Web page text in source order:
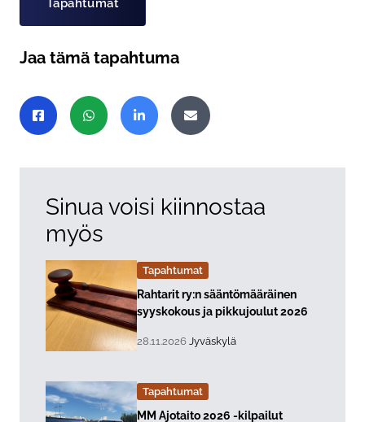
Tapahtumat
Jaa tämä tapahtuma
Jaa sivu
Jaa Facebookissa
Jaa WhatsAppissa
Jaa LinkedInissäJaa sähköpostitse
Sinua voisi kiinnostaa
myös
Tapahtumat
Lue lisää about event "
Rahtarit ry:n sääntömääräinen
syyskokous ja pikkujoulut 2026
, Tapahtuman päiväys:
28.11.2026 Sijainti:
Jyväskylä
Tapahtumat
Lue lisää about event "
MM Ajotaito 2026 -kilpailut